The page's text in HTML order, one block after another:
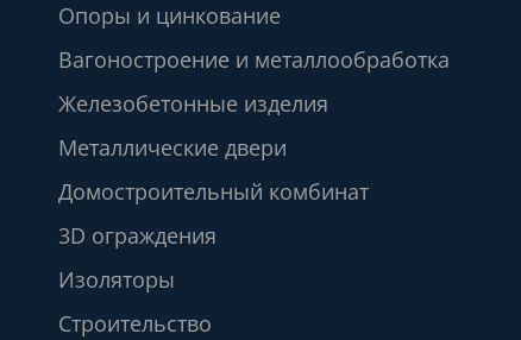
Опоры и цинкование
Вагоностроение и металлообработка
Железобетонные изделия
Металлические двери
Домостроительный комбинат
3D ограждения
Изоляторы
Строительство